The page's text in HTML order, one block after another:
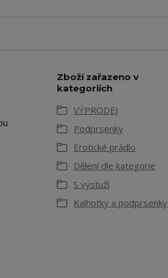
Zboží zařazeno v
kategoriích
VÝPRODEJ
Podprsenky
Erotické prádlo
Dělení dle kategorie
S výstuží
Kalhotky a podprsenky